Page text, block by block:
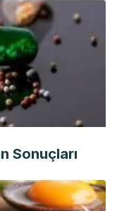
Sonuçları